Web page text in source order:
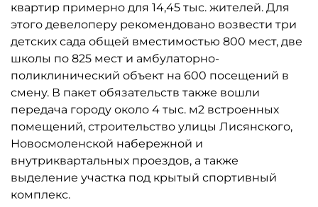
квартир примерно для 14,45 тыс. жителей. Для
этого девелоперу рекомендовано возвести три
детских сада общей вместимостью 800 мест, две
школы по 825 мест и амбулаторно-
поликлинический объект на 600 посещений в
смену. В пакет обязательств также вошли
передача городу около 4 тыс. м2 встроенных
помещений, строительство улицы Лисянского,
Новосмоленской набережной и
внутриквартальных проездов, а также
выделение участка под крытый спортивный
комплекс.